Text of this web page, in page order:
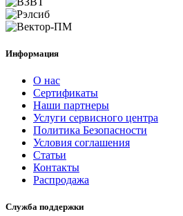
Информация
О нас
Сертификаты
Наши партнеры
Услуги сервисного центра
Политика Безопасности
Условия соглашения
Статьи
Контакты
Распродажа
Служба поддержки